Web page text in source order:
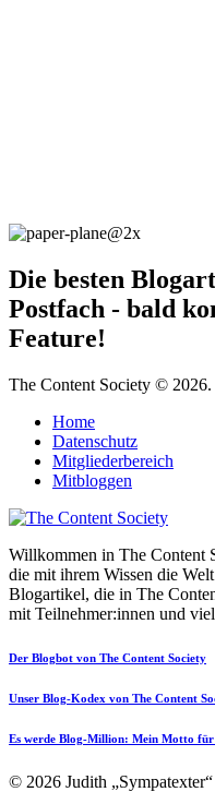
Die besten
Postfach - bald
Feature!
The Content Society © 2026.
Home
Datenschutz
Mitgliederbereich
Mitbloggen
Willkommen in The Content
die mit ihrem Wissen die
Blogartikel, die in The
mit Teilnehmer:innen und
Der Blogbot von The Content Society
Unser Blog-Kodex von The Content
Es werde Blog-Million: Mein Motto
© 2026 Judith